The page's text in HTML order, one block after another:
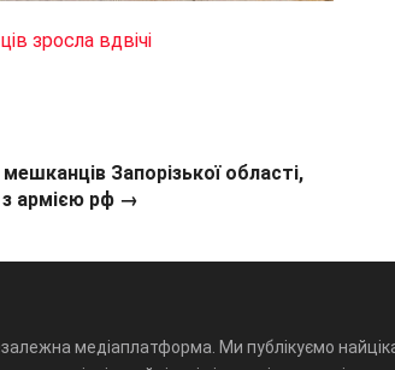
зросла вдвічі
Запорізької області,
з армією рф →
медіаплатформа. Ми публікуємо